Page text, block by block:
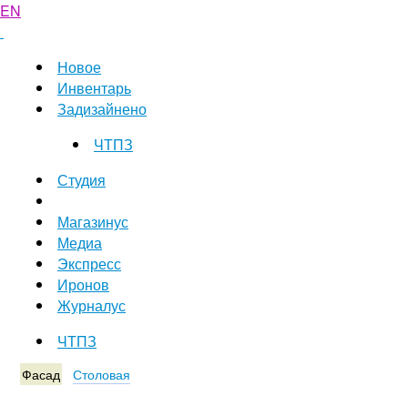
EN
Новое
Инвентарь
Задизайнено
ЧТПЗ
Студия
Магазинус
Медиа
Экспресс
Иронов
Журналус
ЧТПЗ
Фасад Столовая